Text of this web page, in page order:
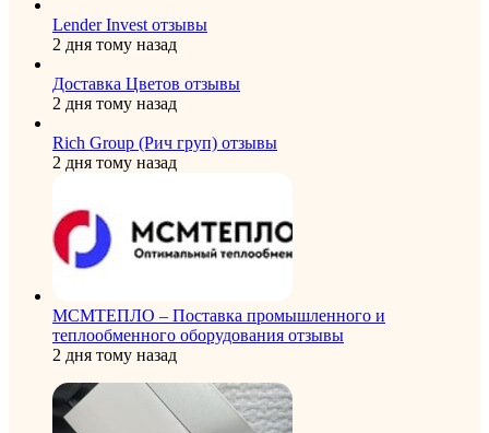
Lender Invest отзывы
2 дня тому назад
Доставка Цветов отзывы
2 дня тому назад
Rich Group (Рич груп) отзывы
2 дня тому назад
МСМТЕПЛО – Поставка промышленного и
теплообменного оборудования отзывы
2 дня тому назад